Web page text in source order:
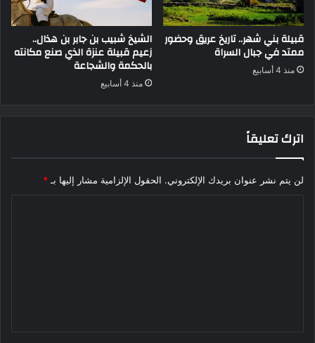
قبيلة بني شهر.. تاريخ عريق وحضور
ممتد في جبال السراة
منذ 4 أسابيع
الشيخ شبيب بن جابر بن هذال..
زعيم قبيلة عنزة الذي صنع مكانته
بالحكمة والشجاعة
منذ 4 أسابيع
اترك تعليقاً
لن يتم نشر عنوان بريدك الإلكتروني. الحقول الإلزامية مشار إليها بـ *